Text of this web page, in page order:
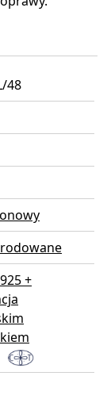
48
+